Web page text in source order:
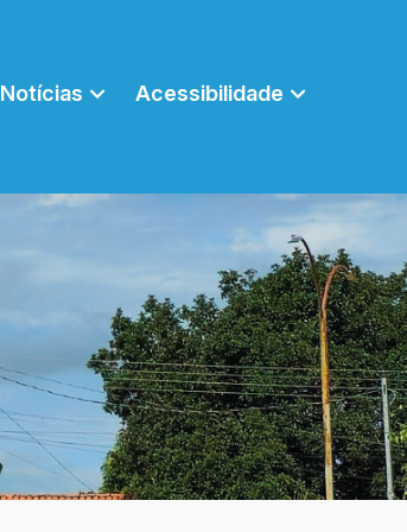
Notícias Acessibilidade